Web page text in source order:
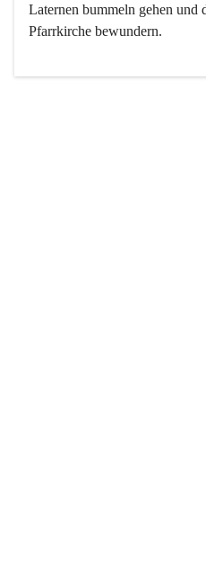
Laternen bummeln gehen und
Pfarrkirche bewundern.
Der Weinbau dominert heute